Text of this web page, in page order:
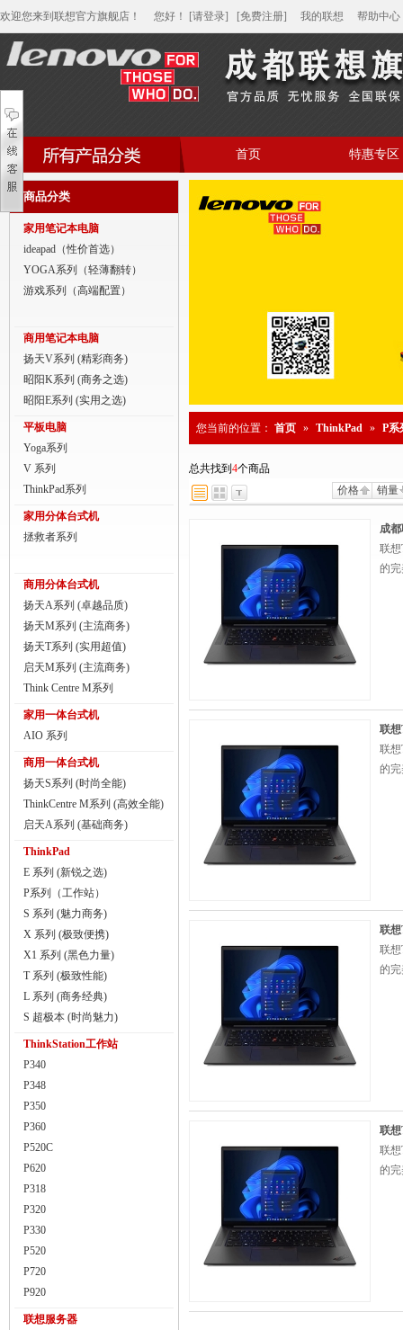
欢迎您来到联想官方旗舰店！ 您好 ！ [请登录] [免费注册] 我的联想 帮助中心
家用笔记本电脑
商用笔记本电脑
平板电脑
商用分体台式机
家用一体台式机
ThinkPad
ThinkStation工作站
联想服务器
首页 特惠专区
商品分类
家用笔记本电脑
ideapad（性价首选）
YOGA系列（轻薄翻转）
游戏系列（高端配置）
商用笔记本电脑
扬天V系列 (精彩商务)
昭阳K系列 (商务之选)
昭阳E系列 (实用之选)
平板电脑
Yoga系列
V 系列
ThinkPad系列
家用分体台式机
拯救者系列
商用分体台式机
扬天A系列 (卓越品质)
扬天M系列 (主流商务)
扬天T系列 (实用超值)
启天M系列 (主流商务)
Think Centre M系列
家用一体台式机
AIO 系列
商用一体台式机
扬天S系列 (时尚全能)
ThinkCentre M系列 (高效全能)
启天A系列 (基础商务)
ThinkPad
E 系列 (新锐之选)
P系列（工作站）
S 系列 (魅力商务)
X 系列 (极致便携)
X1 系列 (黑色力量)
T 系列 (极致性能)
L 系列 (商务经典)
S 超极本 (时尚魅力)
ThinkStation工作站
P340
P348
P350
P360
P520C
P620
P318
P320
P330
P520
P720
P920
联想服务器
您当前的位置： 首页 » ThinkPad » P系
总共找到 4个商品
价格
销量
成
联想
的
联
联想
的
联
联想
的
联想
联想
的